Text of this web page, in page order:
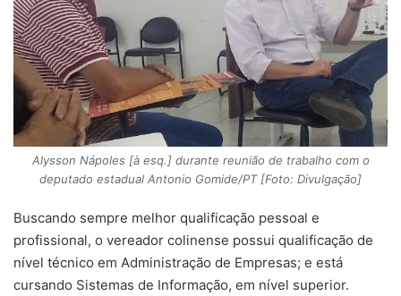
Alysson Nápoles [à esq.] durante reunião de trabalho com o
deputado estadual Antonio Gomide/PT [Foto: Divulgação]
Buscando sempre melhor qualificação pessoal e
profissional, o vereador colinense possui qualificação de
nível técnico em Administração de Empresas; e está
cursando Sistemas de Informação, em nível superior.